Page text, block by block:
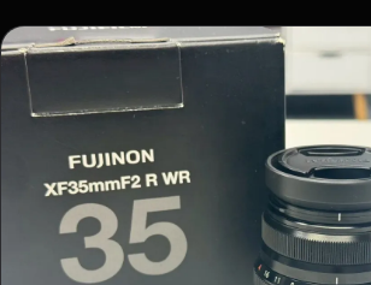
รั
ไ
ว
ไ
ด้
เ